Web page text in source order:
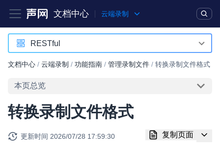
文档中心 云端录制
产品 解决方案
突破传统文字交互模式，与 AI 进行高拟真、自然流畅的实时语
RESTful
RESTful
文档中心 / 云端录制 / 功能指南 / 管理录制文件 / 转换录制文件格式
本页总览
转换录制文件格式
更新时间 2026/07/28 17:59:30 复制页面